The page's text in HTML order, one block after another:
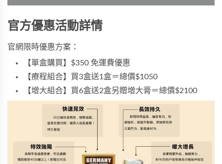
官方優惠活動詳情
官網限時優惠方案：
【單盒購買】$350 免運費優惠
【療程組合】買3盒送1盒＝總價$1050
【增大組合】買6盒送2盒另贈增大膏＝總價$2100